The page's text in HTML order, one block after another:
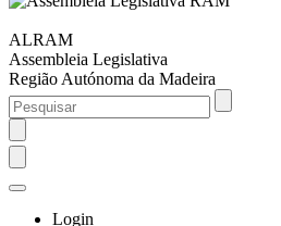
ALRAM
Assembleia Legislativa
Região Autónoma da Madeira
Login